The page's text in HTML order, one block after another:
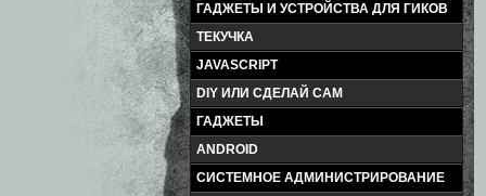
ГАДЖЕТЫ И УСТРОЙСТВА ДЛЯ ГИКОВ
ТЕКУЧКА
JAVASCRIPT
DIY ИЛИ СДЕЛАЙ САМ
ГАДЖЕТЫ
ANDROID
СИСТЕМНОЕ АДМИНИСТРИРОВАНИЕ